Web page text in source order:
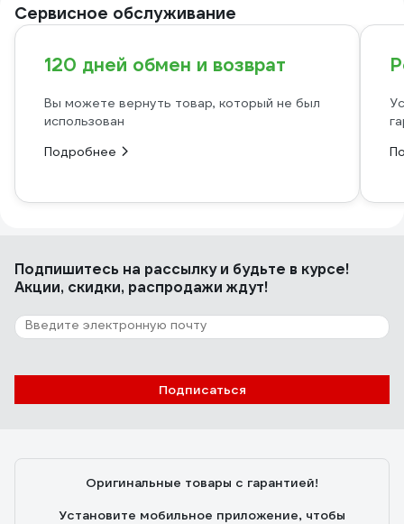
Сервисное обслуживание
120 дней обмен и возврат
Вы можете вернуть товар, который не был
использован
Подробнее
Подпишитесь на рассылкуи будьте в курсе!
Акции, скидки, распродажи ждут!
Подписаться
Оригинальные товары с гарантией!
Установите мобильное приложение, чтобы